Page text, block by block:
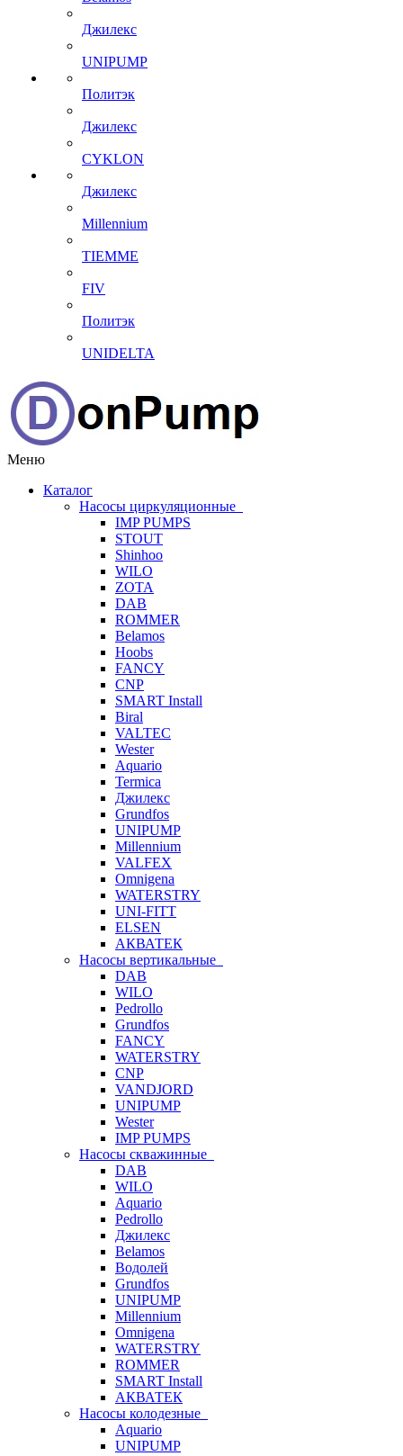
Джилекс
UNIPUMP
Политэк
Джилекс
CYKLON
Джилекс
Millennium
TIEMME
FIV
Политэк
UNIDELTA
Меню
Каталог
Насосы циркуляционные
IMP PUMPS
STOUT
Shinhoo
WILO
ZOTA
DAB
ROMMER
Belamos
Hoobs
FANCY
CNP
SMART Install
Biral
VALTEC
Wester
Aquario
Termica
Джилекс
Grundfos
UNIPUMP
Millennium
VALFEX
Omnigena
WATERSTRY
UNI-FITT
ELSEN
АКВАТЕК
Насосы вертикальные
DAB
WILO
Pedrollo
Grundfos
FANCY
WATERSTRY
CNP
VANDJORD
UNIPUMP
Wester
IMP PUMPS
Насосы скважинные
DAB
WILO
Aquario
Pedrollo
Джилекс
Belamos
Водолей
Grundfos
UNIPUMP
Millennium
Omnigena
WATERSTRY
ROMMER
SMART Install
АКВАТЕК
Насосы колодезные
Aquario
UNIPUMP